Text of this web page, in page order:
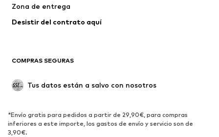
Zona de entrega
Desistir del contrato aquí
COMPRAS SEGURAS
Tus datos están a salvo con nosotros
*Envío gratis para pedidos a partir de 29,90€, para compras
inferiores a este importe, los gastos de envío y servicio son de
3,90€.